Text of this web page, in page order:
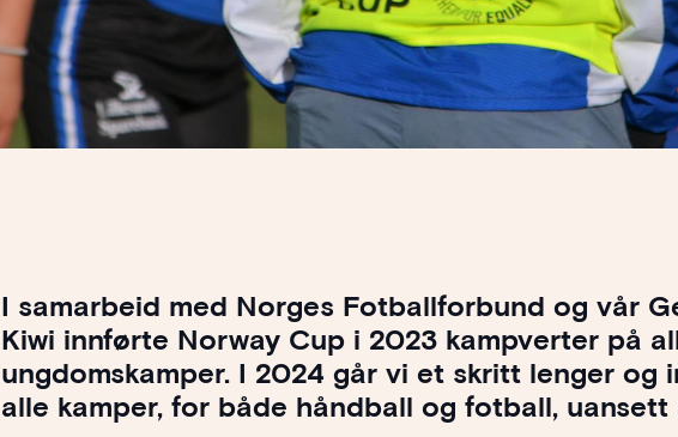
I samarbeid med Norges Fotballforbund og vår
Kiwi innførte Norway Cup i 2023 kampverter på
ungdomskamper. I 2024 går vi et skritt lenger og
alle kamper, for både håndball og fotball, uansett